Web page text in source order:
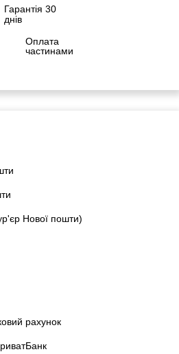
Гарантія 30
днів
Оплата
частинами
Нової пошти)
рахунок